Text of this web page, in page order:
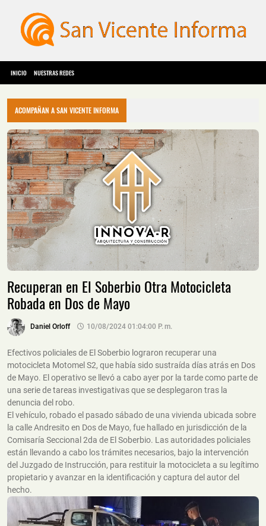
INICIO NUESTRAS REDES
ACOMPAÑAN A SAN VICENTE INFORMA
Recuperan en El Soberbio Otra Motocicleta
Robada en Dos de Mayo
Daniel Orloff 10/08/2024 01:04:00 P. M.
Efectivos policiales de El Soberbio lograron recuperar una
motocicleta Motomel S2, que había sido sustraída días atrás en Dos
de Mayo. El operativo se llevó a cabo ayer por la tarde como parte de
una serie de tareas investigativas que se desplegaron tras la
denuncia del robo.
El vehículo, robado el pasado sábado de una vivienda ubicada sobre
la calle Andresito en Dos de Mayo, fue hallado en jurisdicción de la
Comisaría Seccional 2da de El Soberbio. Las autoridades policiales
están llevando a cabo los trámites necesarios, bajo la intervención
del Juzgado de Instrucción, para restituir la motocicleta a su legítimo
propietario y avanzar en la identificación y captura del autor del
hecho.